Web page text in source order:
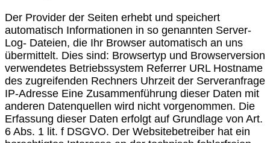
Der Provider der Seiten erhebt und speichert
automatisch Informationen in so genannten Server-
Log- Dateien, die Ihr Browser automatisch an uns
übermittelt. Dies sind: Browsertyp und Browserversion
verwendetes Betriebssystem Referrer URL Hostname
des zugreifenden Rechners Uhrzeit der Serveranfrage
IP-Adresse Eine Zusammenführung dieser Daten mit
anderen Datenquellen wird nicht vorgenommen. Die
Erfassung dieser Daten erfolgt auf Grundlage von Art.
6 Abs. 1 lit. f DSGVO. Der Websitebetreiber hat ein